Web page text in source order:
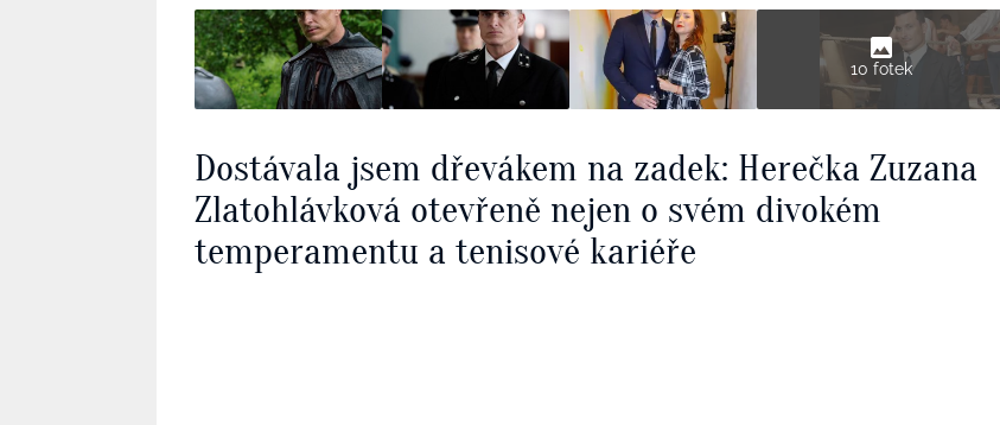
10 fotek
Dostávala jsem dřevákem na zadek: Herečka Zuzana
Zlatohlávková otevřeně nejen o svém divokém
temperamentu a tenisové kariéře